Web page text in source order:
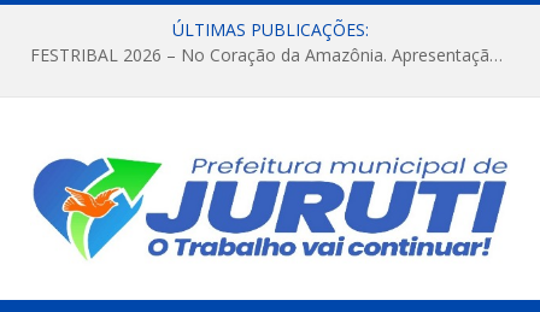
ÚLTIMAS PUBLICAÇÕES:
FESTRIBAL 2026 – No Coração da Amazônia. Apresentação da Munduruku.